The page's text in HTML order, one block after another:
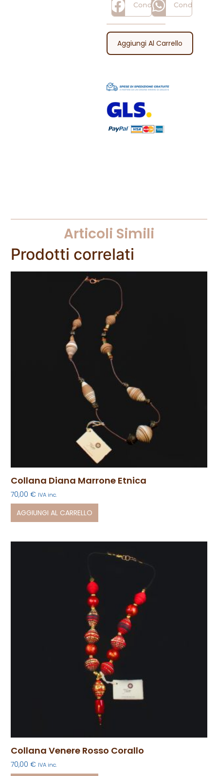
Condividi Condividi
Aggiungi Al Carrello
Articoli Simili
Prodotti correlati
Collana Diana Marrone Etnica
70,00€ IVA inc.
AGGIUNGI AL CARRELLO
Collana Venere Rosso Corallo
70,00€ IVA inc.